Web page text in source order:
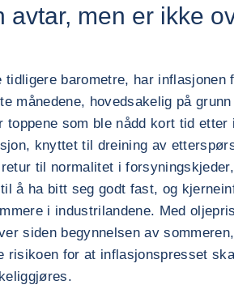
avtar, men er ikke
tidligere barometre, har inflasjonen
månedene, hovedsakelig på
toppene som ble nådd kort tid etter
knyttet til dreining av
til normalitet i
å ha bitt seg godt fast, og
i industrilandene. Med
siden begynnelsen av
risikoen for at inflasjonspresset